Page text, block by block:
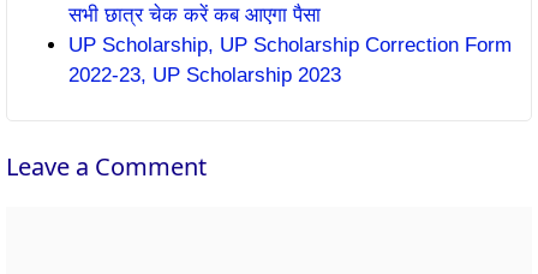
सभी छात्र चेक करें कब आएगा पैसा
UP Scholarship, UP Scholarship Correction Form
2022-23, UP Scholarship 2023
Leave a Comment